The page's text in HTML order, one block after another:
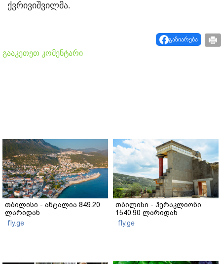
ქვრივიშვილმა.
გაზიარება
გააკეთეთ კომენტარი
თბილისი - ანტალია 849.20
ლარიდან
fly.ge
თბილისი - ჰერაკლიონი
1540.90 ლარიდან
fly.ge